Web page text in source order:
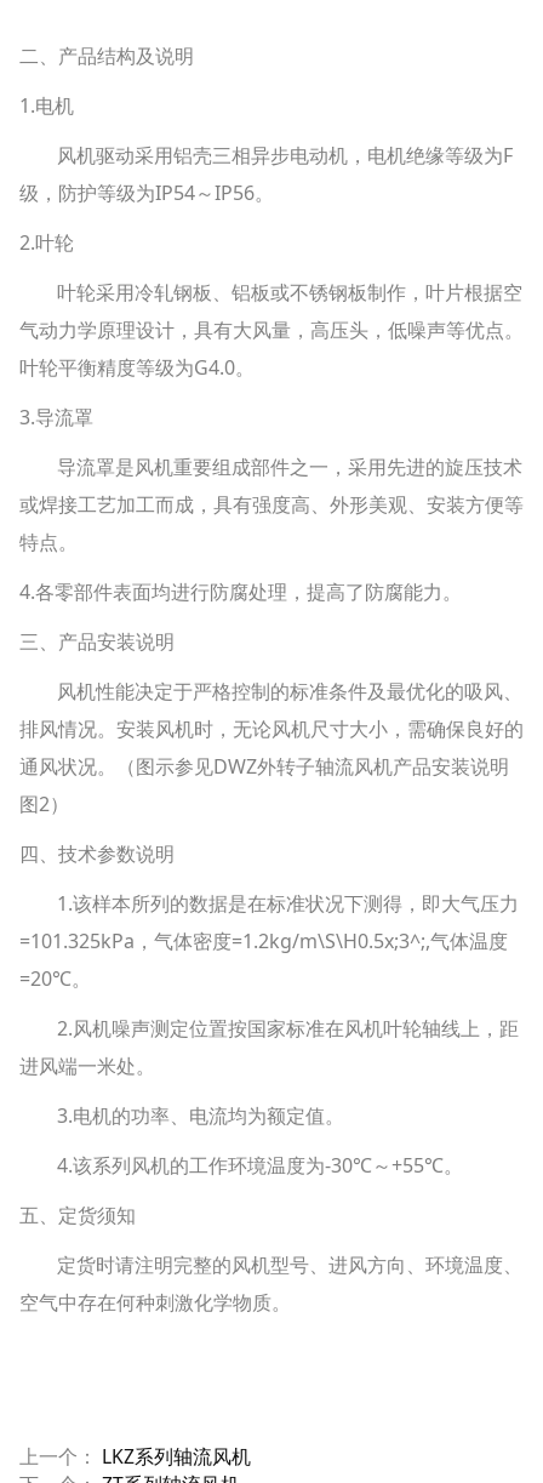
二、产品结构及说明
1.电机
风机驱动采用铝壳三相异步电动机，电机绝缘等级为F
级，防护等级为IP54～IP56。
2.叶轮
叶轮采用冷轧钢板、铝板或不锈钢板制作，叶片根据空
气动力学原理设计，具有大风量，高压头，低噪声等优点。
叶轮平衡精度等级为G4.0。
3.导流罩
导流罩是风机重要组成部件之一，采用先进的旋压技术
或焊接工艺加工而成，具有强度高、外形美观、安装方便等
特点。
4.各零部件表面均进行防腐处理，提高了防腐能力。
三、产品安装说明
风机性能决定于严格控制的标准条件及最优化的吸风、
排风情况。安装风机时，无论风机尺寸大小，需确保良好的
通风状况。（图示参见DWZ外转子轴流风机产品安装说明
图2）
四、技术参数说明
1.该样本所列的数据是在标准状况下测得，即大气压力
=101.325kPa，气体密度=1.2kg/m\S\H0.5x;3^;,气体温度
=20℃。
2.风机噪声测定位置按国家标准在风机叶轮轴线上，距
进风端一米处。
3.电机的功率、电流均为额定值。
4.该系列风机的工作环境温度为-30℃～+55℃。
五、定货须知
定货时请注明完整的风机型号、进风方向、环境温度、
空气中存在何种刺激化学物质。
上一个： LKZ系列轴流风机